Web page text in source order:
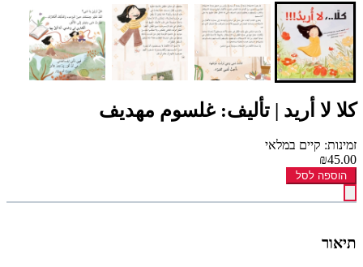
كلا لا أريد | تأليف: غلسوم مهديف
זמינות: קיים במלאי
₪45.00
הוספה לסל
תיאור